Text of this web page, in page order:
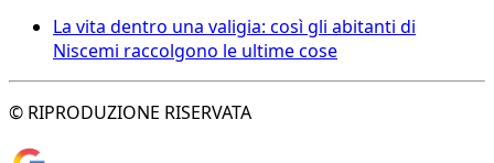
La vita dentro una valigia: così gli abitanti di
Niscemi raccolgono le ultime cose
© RIPRODUZIONE RISERVATA